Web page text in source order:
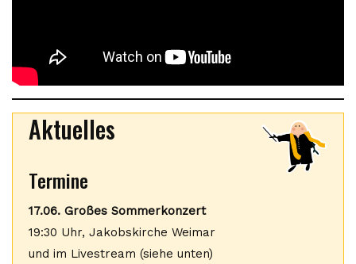
Aktuelles
Termine
17.06. Großes Sommerkonzert
19:30 Uhr, Jakobskirche Weimar
und im Livestream (siehe unten)